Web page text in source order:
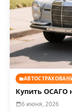
Купить ОСАГО
6 июня, 2026